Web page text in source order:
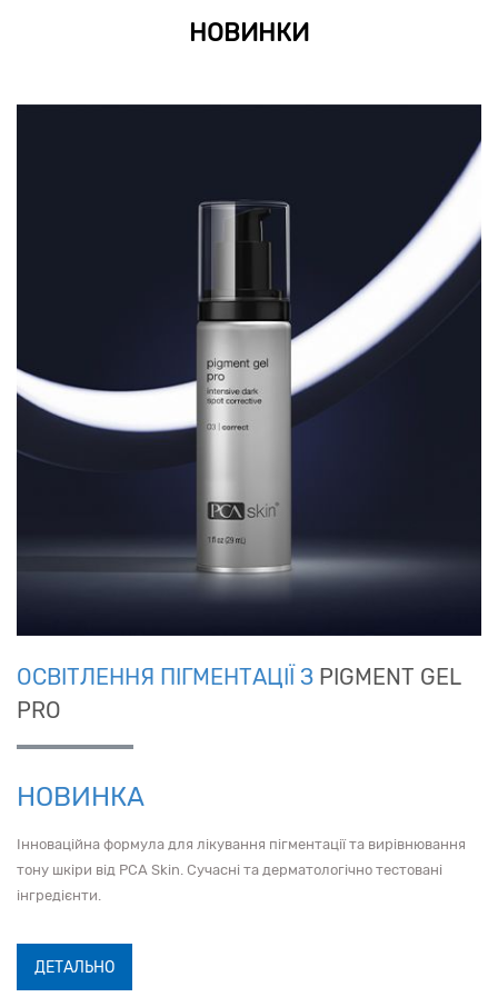
НОВИНКИ
ОСВІТЛЕННЯ ПІГМЕНТАЦІЇ З PIGMENT GEL
PRO
НОВИНКА
Інноваційна формула для лікування пігментації та вирівнювання
тону шкіри від PCA Skin. Сучасні та дерматологічно тестовані
інгредієнти.
ДЕТАЛЬНО